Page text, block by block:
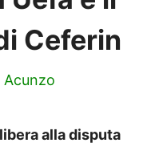
Ceferin
Acunzo
alla disputa